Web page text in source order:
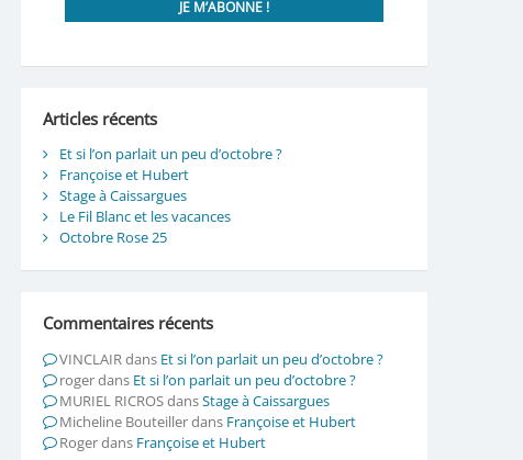
Articles récents
Et si l’on parlait un peu d’octobre ?
Françoise et Hubert
Stage à Caissargues
Le Fil Blanc et les vacances
Octobre Rose 25
Commentaires récents
VINCLAIR dans Et si l’on parlait un peu d’octobre ?
rogerdans Et si l’on parlait un peu d’octobre ?
MURIEL RICROSdansStage à Caissargues
Micheline Bouteillerdans Françoise et Hubert
Rogerdans Françoise et Hubert